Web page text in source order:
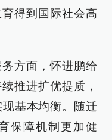
得到国际社会高
方面，怀进鹏给
推进扩优提质，
现基本均衡。随迁
保障机制更加健